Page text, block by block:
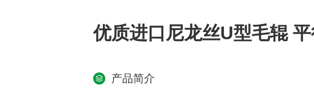
优质进口尼龙丝U型毛辊
产品简介